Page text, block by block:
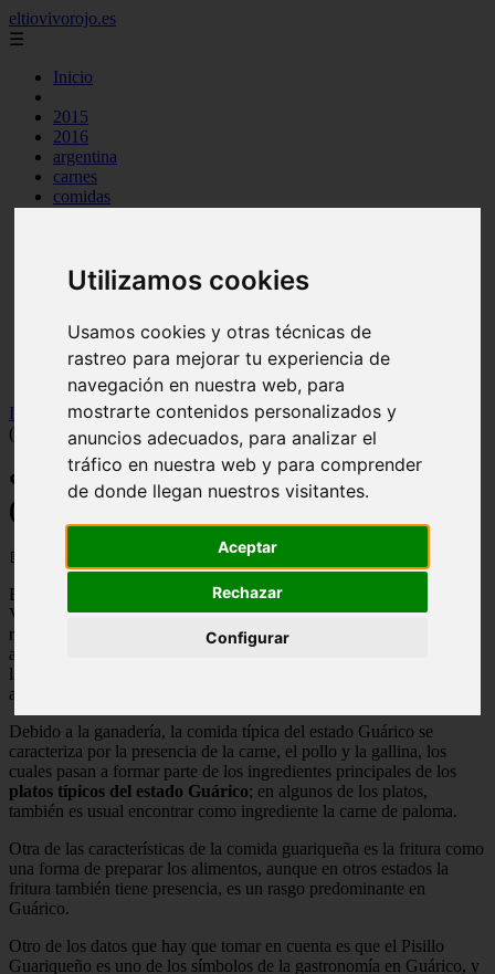
Utilizamos cookies
Usamos cookies y otras técnicas de
rastreo para mejorar tu experiencia de
navegación en nuestra web, para
mostrarte contenidos personalizados y
anuncios adecuados, para analizar el
tráfico en nuestra web y para comprender
de donde llegan nuestros visitantes.
Aceptar
Rechazar
Configurar
eltiovivorojo.es
☰
Inicio
2015
2016
argentina
carnes
comidas
otros
postres
reposteria
venezuela
Inicio
recetas >🥑 Comidas típicas del Estado Guárico
(Venezuela) | 5 Recetas
🥑 Comidas típicas del Estado Guárico
(Venezuela) | 5 Recetas
📅 23/05/2025
El estado Guárico es uno de los que conforman el país de
Venezuela, se ubica en el centro venezolano, específicamente en la
región de los llanos. Este estado se conoce por su alto índice en la
actividad ganadera. En este artículo te vamos a enseñar cuales son
las
agrado.
Debido a la ganadería, la comida típica del estado Guárico se
caracteriza por la presencia de la carne, el pollo y la gallina, los
cuales pasan a formar parte de los ingredientes principales de los
platos típicos del estado Guárico; en algunos de los platos,
también es usual encontrar como ingrediente la carne de paloma.
Otra de las características de la comida guariqueña es la fritura como
una forma de preparar los alimentos, aunque en otros estados la
fritura también tiene presencia, es un rasgo predominante en
Guárico.
Otro de los datos que hay que tomar en cuenta es que el Pisillo
Guariqueño es uno de los símbolos de la gastronomía en Guárico, y